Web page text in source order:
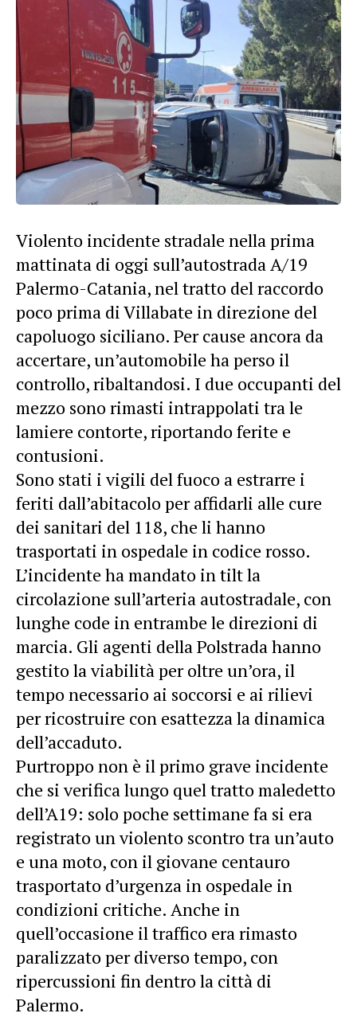
Violento incidente stradale nella prima
mattinata di oggi sull’autostrada A/19
Palermo-Catania, nel tratto del raccordo
poco prima di Villabate in direzione del
capoluogo siciliano. Per cause ancora da
accertare, un’automobile ha perso il
controllo, ribaltandosi. I due occupanti del
mezzo sono rimasti intrappolati tra le
lamiere contorte, riportando ferite e
contusioni.
Sono stati i vigili del fuoco a estrarre i
feriti dall’abitacolo per affidarli alle cure
dei sanitari del 118, che li hanno
trasportati in ospedale in codice rosso.
L’incidente ha mandato in tilt la
circolazione sull’arteria autostradale, con
lunghe code in entrambe le direzioni di
marcia. Gli agenti della Polstrada hanno
gestito la viabilità per oltre un’ora, il
tempo necessario ai soccorsi e ai rilievi
per ricostruire con esattezza la dinamica
dell’accaduto.
Purtroppo non è il primo grave incidente
che si verifica lungo quel tratto maledetto
dell’A19: solo poche settimane fa si era
registrato un violento scontro tra un’auto
e una moto, con il giovane centauro
trasportato d’urgenza in ospedale in
condizioni critiche. Anche in
quell’occasione il traffico era rimasto
paralizzato per diverso tempo, con
ripercussioni fin dentro la città di
Palermo.